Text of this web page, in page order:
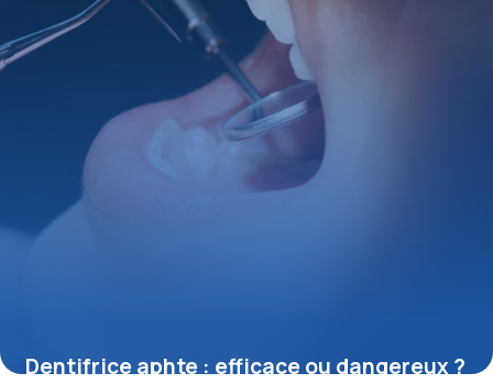
Dentifrice aphte : efficace ou dangereux ?